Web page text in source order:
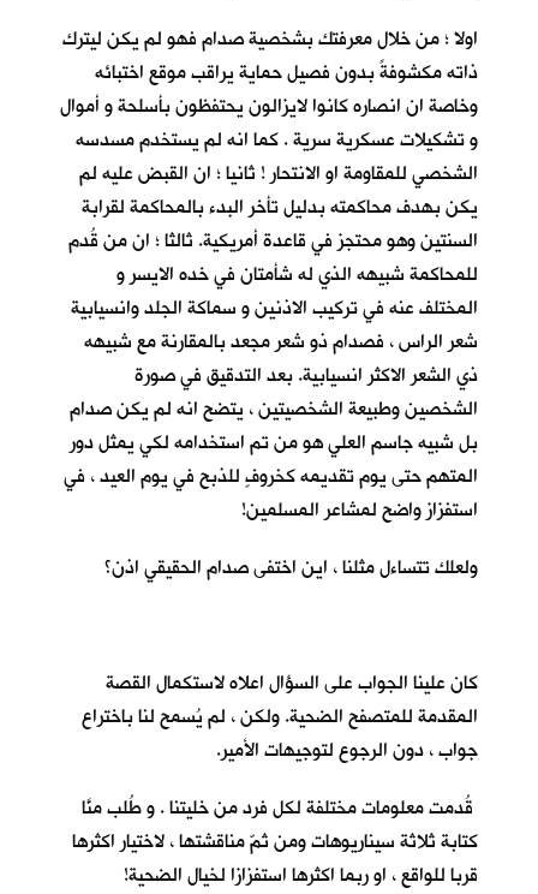
اولا ؛ من خلال معرفتك بشخصية صدام فهو لم يكن ليترك
ذاته مكشوفةً بدون فصيل حماية يراقب موقع اختبائه
وخاصة ان انصاره كانوا لايزالون يحتفظون بأسلحة و أموال
و تشكيلات عسكرية سرية . كما انه لم يستخدم مسدسه
الشخصي للمقاومة او الانتحار ! ثانيا ؛ ان القبض عليه لم
يكن بهدف محاكمته بدليل تأخر البدء بالمحاكمة لقرابة
السنتين وهو محتجز في قاعدة أمريكية. ثالثا ؛ ان من قُدم
للمحاكمة شبيهه الذي له شأمتان في خده الايسر و
المختلف عنه في تركيب الاذنين و سماكة الجلد وانسيابية
شعر الراس ، فصدام ذو شعر مجعد بالمقارنة مع شبيهه
ذي الشعر الاكثر انسيابية. بعد التدقيق في صورة
الشخصين وطبيعة الشخصيتين ، يتضح انه لم يكن صدام
بل شبيه جاسم العلي هو من تم استخدامه لكي يمثل دور
المتهم حتى يوم تقديمه كخروفٍ للذبح في يوم العيد ، في
استفزاز واضح لمشاعر المسلمين!
ولعلك تتساءل مثلنا ، اين اختفى صدام الحقيقي اذن؟
كان علينا الجواب على السؤال اعلاه لاستكمال القصة
المقدمة للمتصفح الضحية. ولكن ، لم يُسمح لنا باختراع
جواب ، دون الرجوع لتوجيهات الأمير.
قُدمت معلومات مختلفة لكل فرد من خليتنا . و طُلب منَّا
كتابة ثلاثة سيناريوهات ومن ثمّ مناقشتها ، لاختيار اكثرها
قربا للواقع ، او ربما اكثرها استفزازا لخيال الضحية!